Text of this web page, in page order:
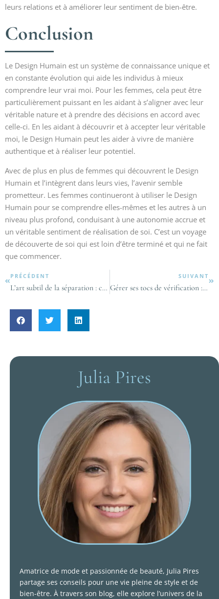
leurs relations et à améliorer leur sentiment de bien-être.
Conclusion
Le Design Humain est un système de connaissance unique et
en constante évolution qui aide les individus à mieux
comprendre leur vrai moi. Pour les femmes, cela peut être
particulièrement puissant en les aidant à s’aligner avec leur
véritable nature et à prendre des décisions en accord avec
celle-ci. En les aidant à découvrir et à accepter leur véritable
moi, le Design Humain peut les aider à vivre de manière
authentique et à réaliser leur potentiel.
Avec de plus en plus de femmes qui découvrent le Design
Humain et l’intègrent dans leurs vies, l’avenir semble
prometteur. Les femmes continueront à utiliser le Design
Humain pour se comprendre elles-mêmes et les autres à un
niveau plus profond, conduisant à une autonomie accrue et
un véritable sentiment de réalisation de soi. C’est un voyage
de découverte de soi qui est loin d’être terminé et qui ne fait
que commencer.
PRÉCÉDENT
L’art subtil de la séparation : comment traiter avec le nouveau couple de ton ex ?
SUIVANT
Gérer ses tocs de vérification : guide pour les femmes modernes
Julia Pires
Amatrice de mode et passionnée de beauté, Julia Pires
partage ses conseils pour une vie pleine de style et de
bien-être. À travers son blog, elle explore l’univers de la